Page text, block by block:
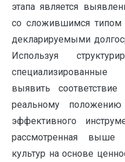
этапа является
со сложившимся типом
декларируемыми
Используя
выявить
реальному
эффективного
рассмотренная выше
культур на основе